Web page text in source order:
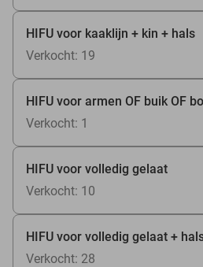
HIFU voor kaaklijn + kin + hals
Verkocht: 19
HIFU voor armen OF buik OF
Verkocht: 1
HIFU voor volledig gelaat
Verkocht: 10
HIFU voor volledig gelaat +
Verkocht: 28